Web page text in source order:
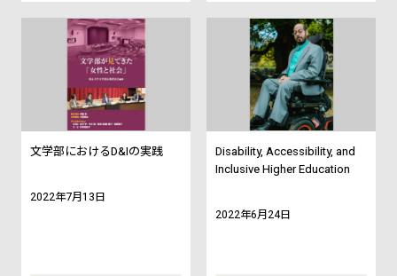
文学部におけるD&Iの実践
2022年7月13日
Disability, Accessibility, and
Inclusive Higher Education
2022年6月24日